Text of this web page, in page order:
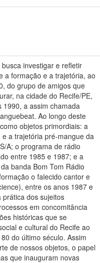
investigar e refletir
a formação e a trajetória, ao
do grupo de amigos que
na cidade do Recife/PE,
1990, a assim chamada
Ao longo deste
objetos primordiais: a
a trajetória pré-mangue da
A; o programa de rádio
entre 1985 e 1987; e a
banda Bom Tom Rádio
o falecido cantor e
entre os anos 1987 e
prática dos sujeitos
em concomitância
históricas que se
e cultural do Recife ao
do último século. Assim
de nossos objetos, o papel
que inauguram novas